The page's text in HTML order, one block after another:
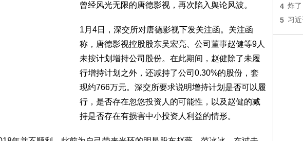
曾经风光无限的唐德影视，再次陷入舆论风波。
1月4日，深交所对唐德影视下发关注函。关注函
称，唐德影视控股股东吴宏亮、公司董事赵健等9人
未按计划增持公司股份。在此期间，赵健除了未履
行增持计划之外，还减持了公司0.30%的股份，套
现约766万元。深交所要求说明增持计划是否可以履
行，是否存在忽悠投资人的可能性，以及赵健的减
持是否存在有损害中小投资人利益的情形。
4 炸
5 习